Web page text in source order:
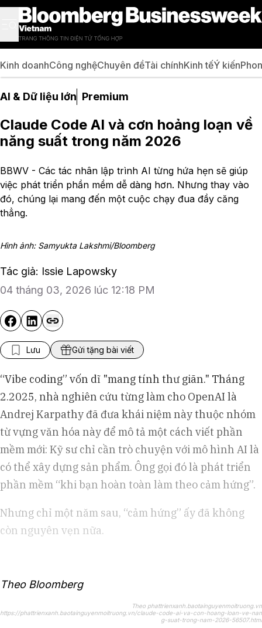
Kinh doanhCông nghệChuyên đềTài chínhKinh tếÝ kiến
AI & Dữ liệu lớn Premium
Claude Code AI và cơn hoảng loạn về
năng suất trong năm 2026
BBWV - Các tác nhân lập trình AI từng hứa hẹn sẽ giúp
việc phát triển phần mềm dễ dàng hơn. Nhưng thay vào
đó, chúng lại mang đến một cuộc chạy đua đầy căng
thẳng.
Hình ảnh: Samyukta Lakshmi/Bloomberg
Tác giả: Issie Lapowsky
04 tháng 03, 2026 lúc 12:18 PM
Lưu Gửi tặng bài viết
“Vibe coding” vốn dĩ "mang tính thư giãn." Tháng
2.2025, nhà nghiên cứu từng làm cho OpenAI là
Andrej Karpathy đã đưa khái niệm này thuộc nhóm
từ vựng văn hóa này để mô tả một cách viết phần
mềm mới: Kỹ sư chỉ cần trò chuyện với mô hình AI là
có thể xây dựng sản phẩm. Ông gọi đó là phát triển
phần mềm “khi bạn hoàn toàn làm theo cảm hứng”.
Nhưng chỉ một năm sau, “cảm hứng” ấy đã không
còn nguyên vẹn nữa.
Theo Bloomberg
Theo phattrienxanh.baotainguyenmoitruong.vn
https://phattrienxanh.baotainguyenmoitruong.vn/claude-code-ai-va-con-hoang-loan-ve-nan
g-suat-trong-nam-2026-56507.html